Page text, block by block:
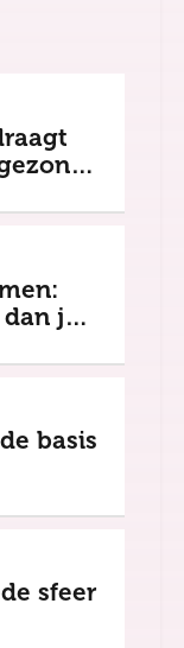
je
basis
sfeer